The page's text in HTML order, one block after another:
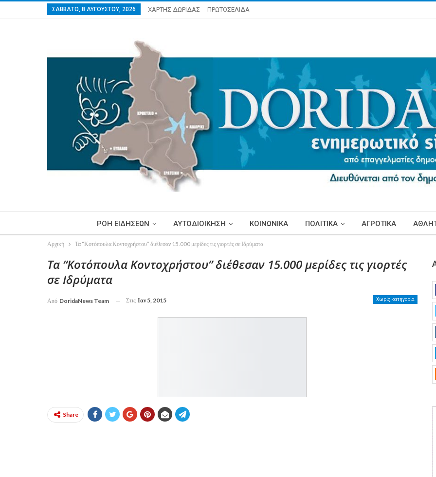
ΣΆΒΒΑΤΟ, 8 ΑΥΓΟΎΣΤΟΥ, 2026 ΧΑΡΤΗΣ ΔΩΡΙΔΑΣ ΠΡΩΤΟΣΕΛΙΔΑ
ΡΟΗ ΕΙΔΗΣΕΩΝ ΑΥΤΟΔΙΟΙΚΗΣΗ ΚΟΙΝΩΝΙΚΑ ΠΟΛΙΤΙΚΑ ΑΓΡΟΤΙΚΑ
Αρχική Τα “Κοτόπουλα Κοντοχρήστου” διέθεσαν 15.000 μερίδες τις γιορτές σε Ιδρύματα
Τα “Κοτόπουλα Κοντοχρήστου” διέθεσαν 15.000 μερίδες τις γιορτές
σε Ιδρύματα
Χωρίς κατηγορία
Από DoridaNews Team Στις Ιαν 5, 2015
Share